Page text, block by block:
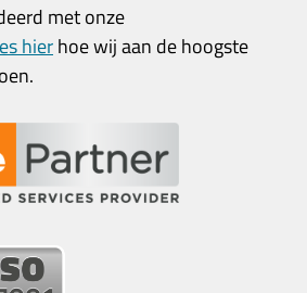
met onze
hierhoe wij aan de hoogste